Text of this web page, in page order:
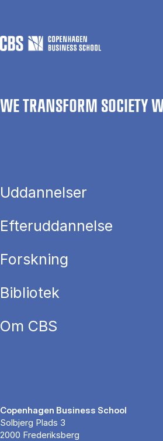
WE TRANSFORM SOCIETY
Uddannelser
Efteruddannelse
Forskning
Bibliotek
Om CBS
Copenhagen Business School
Solbjerg Plads 3
2000 Frederiksberg